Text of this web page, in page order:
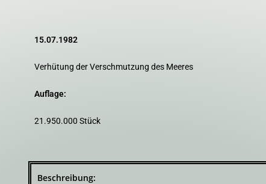
15.07.1982
Verhütung der Verschmutzung des Meeres
Auflage:
21.950.000 Stück
Beschreibung: